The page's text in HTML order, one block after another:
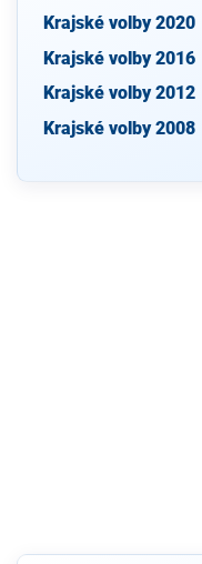
Krajské volby 2020
Krajské volby 2016
Krajské volby 2012
Krajské volby 2008